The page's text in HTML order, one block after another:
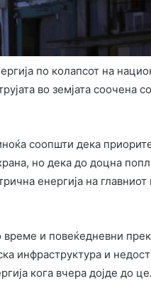
по колапсот на
во земјата соочена
соопшти дека
но дека до доцна
енергија на главниот
и повеќедневни
инфраструктура и
кога вчера дојде до